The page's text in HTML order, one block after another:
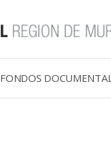
FONDOS